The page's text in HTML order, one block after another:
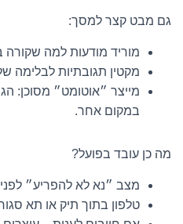
גם מבט קצר למסך:
מוריד מודעות למה שקורה
מקטין תגובתיות לבלימה
מייצר ״אוטומט״ מסוכן:
במקום אחר.
מה כן עובד בפועל?
מצב ״נא לא להפריע״
טלפון בתוך תיק או תא